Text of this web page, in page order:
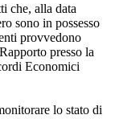
che, alla data
sono in possesso
provvedono
presso la
Economici
lo stato di